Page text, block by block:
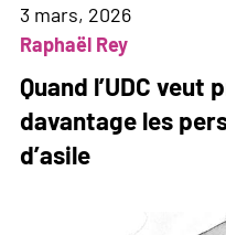
Beat
Jans
concorde
3 mars, 2026
Raphaël Rey
Quand l’UDC veut
davantage les
d’asile